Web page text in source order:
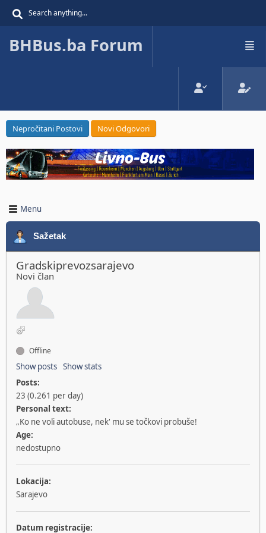
BHBus.ba Forum
Nepročitani Postovi Novi Odgovori
Menu
Sažetak
Gradskiprevozsarajevo
Novi član
Offline
Show posts Show stats
Posts:
23 (0.261 per day)
Personal text:
„Ko ne voli autobuse, nek' mu se točkovi probuše!
Age:
nedostupno
Lokacija:
Sarajevo
Datum registracije: